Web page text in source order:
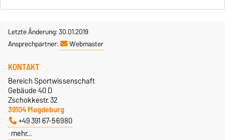
Letzte Änderung: 30.01.2019
Ansprechpartner:
Webmaster
KONTAKT
Bereich Sportwissenschaft
Gebäude 40 D
Zschokkestr. 32
39104 Magdeburg
+49 391 67-56980
mehr…